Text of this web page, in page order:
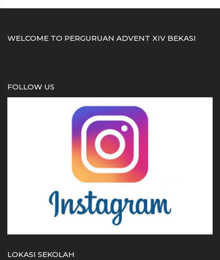
WELCOME TO PERGURUAN ADVENT XIV BEKASI
FOLLOW US
LOKASI SEKOLAH